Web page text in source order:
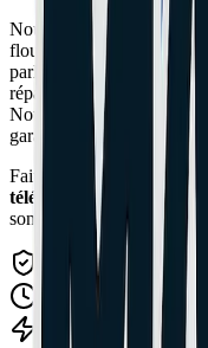
Nous intervenons
floues, mise au point
parleur, micro), et les
réparations sont
Nous proposons un
garanties.
Faites confiance à
téléphone à Cannes et
sont nos engagements.
Garantie incluse
Réparation rapide
Devis gratuit